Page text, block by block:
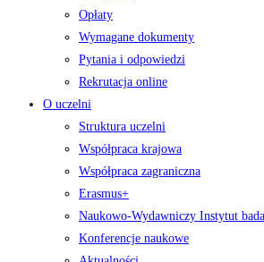
Opłaty
Wymagane dokumenty
Pytania i odpowiedzi
Rekrutacja online
O uczelni
Struktura uczelni
Współpraca krajowa
Współpraca zagraniczna
Erasmus+
Naukowo-Wydawniczy Instytut
Konferencje naukowe